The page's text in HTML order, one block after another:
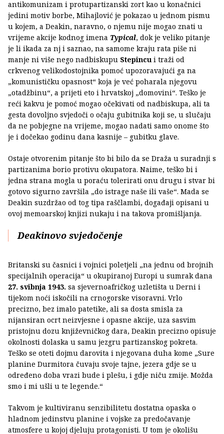
antikomunizam i protupartizanski zort kao u konačnici
jedini motiv borbe, Mihajlović je pokazao u jednom pismu
u kojem, a Deakin, naravno, o njemu nije mogao znati u
vrijeme akcije kodnog imena Typical, dok je veliko pitanje
je li ikada za nj i saznao, na samome kraju rata piše ni
manje ni više nego nadbiskupu Stepincu i traži od
crkvenog velikodostojnika pomoć upozoravajući ga na
„komunističku opasnost“ koja je već poharala njegovu
„otadžbinu“, a prijeti eto i hrvatskoj „domovini“. Teško je
reći kakvu je pomoć mogao očekivati od nadbiskupa, ali ta
gesta dovoljno svjedoči o očaju gubitnika koji se, u slučaju
da ne pobjegne na vrijeme, mogao nadati samo onome što
je i dočekao godinu dana kasnije – gubitku glave.
Ostaje otvorenim pitanje što bi bilo da se Draža u suradnji s
partizanima borio protivu okupatora. Naime, teško bi i
jedna strana mogla u poraću tolerirati onu drugu i stvar bi
gotovo sigurno završila „do istrage naše ili vaše“. Mada se
Deakin suzdržao od tog tipa raščlambi, događaji opisani u
ovoj memoarskoj knjizi nukaju i na takova promišljanja.
Deakinovo svjedočenje
Britanski su časnici i vojnici poletjeli „na jednu od brojnih
specijalnih operacija“ u okupiranoj Europi u sumrak dana
27. svibnja 1943. sa sjevernoafričkog uzletišta u Derni i
tijekom noći iskočili na crnogorske visoravni. Vrlo
precizno, bez imalo patetike, ali sa dosta smisla za
nijansiran ocrt neizvjesne i opasne akcije, uza sasvim
pristojnu dozu književničkog dara, Deakin precizno opisuje
okolnosti dolaska u samu jezgru partizanskog pokreta.
Teško se oteti dojmu darovita i njegovana duha kome „Sure
planine Durmitora čuvaju svoje tajne, jezera gdje se u
određeno doba vrazi bude i plešu, i gdje niču zmije. Možda
smo i mi ušli u te legende.“
Takvom je kultiviranu senzibilitetu dostatna opaska o
hladnom jedinstvu planine i vojske za predočavanje
atmosfere u kojoj djeluju protagonisti. U tom je okolišu